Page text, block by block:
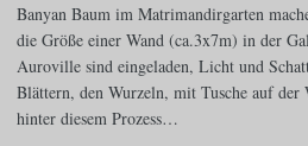
Banyan Baum im Matrimandirgarten
die Größe einer Wand (ca.3x7m) in der
Auroville sind eingeladen, Licht und
Blättern, den Wurzeln, mit Tusche auf der
hinter diesem Prozess…